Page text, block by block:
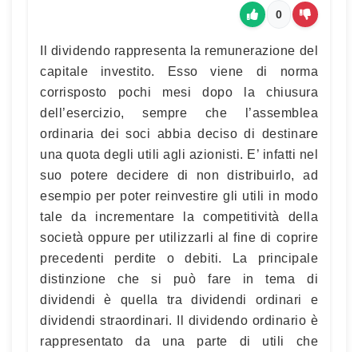
0
Il dividendo rappresenta la remunerazione del
capitale investito. Esso viene di norma
corrisposto pochi mesi dopo la chiusura
dell’esercizio, sempre che l’assemblea
ordinaria dei soci abbia deciso di destinare
una quota degli utili agli azionisti. E’ infatti nel
suo potere decidere di non distribuirlo, ad
esempio per poter reinvestire gli utili in modo
tale da incrementare la competitività della
società oppure per utilizzarli al fine di coprire
precedenti perdite o debiti. La principale
distinzione che si può fare in tema di
dividendi è quella tra dividendi ordinari e
dividendi straordinari. Il dividendo ordinario è
rappresentato da una parte di utili che